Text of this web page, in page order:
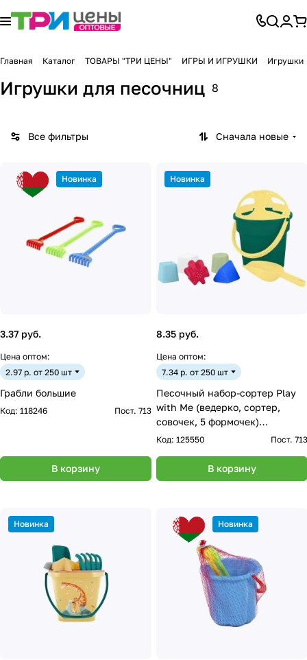
Главная Каталог ТОВАРЫ "ТРИ ЦЕНЫ" ИГРЫ И ИГРУШКИ Игрушки
Игрушки для песочниц 8
Все фильтры Сначала новые
Новинка
3.37 руб.
Цена оптом:
2.97 р. от 250 шт
Грабли большие
Код: 118246 Пост. 713
В корзину
Новинка
8.35 руб.
Цена оптом:
7.34 р. от 250 шт
Песочный набор-сортер Play
with Me (ведерко, сортер,
совочек, 5 формочек)
изумрудный город
Код: 125550 Пост. 713
В корзину
Новинка Новинка